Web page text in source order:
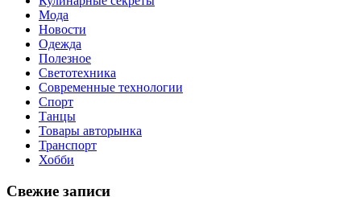
Мода
Новости
Одежда
Полезное
Светотехника
Современные технологии
Спорт
Танцы
Товары авторынка
Транспорт
Хобби
Свежие записи